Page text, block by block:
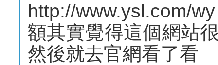
http://www.ysl.com/
額其實覺得這個網站
然後就去官網看了看